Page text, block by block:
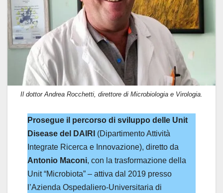
Il dottor Andrea Rocchetti, direttore di Microbiologia e Virologia.
Prosegue il percorso di sviluppo delle Unit
Disease del DAIRI (Dipartimento Attività
Integrate Ricerca e Innovazione), diretto da
Antonio Maconi, con la trasformazione della
Unit “Microbiota” – attiva dal 2019 presso
l’Azienda Ospedaliero-Universitaria di